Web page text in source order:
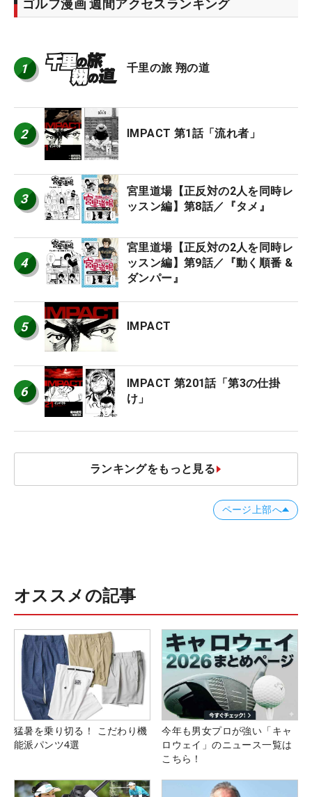
ゴルフ漫画 週間アクセスランキング
1 千里の旅 翔の道
2 IMPACT 第1話「流れ者」
3
宮里道場【正反対の2人を同時レ
ッスン編】第8話／『タメ』
4
宮里道場【正反対の2人を同時レ
ッスン編】第9話／『動く順番 &
ダンパー』
5 IMPACT
6
IMPACT 第201話「第3の仕掛
け」
ランキングをもっと見る
ページ上部へ
オススメの記事
猛暑を乗り切る！ こだわり機
能派パンツ4選
今年も男女プロが強い「キャ
ロウェイ」のニュース一覧は
こちら！